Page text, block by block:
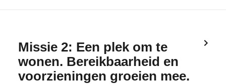
Missie 2: Een plek om te
wonen. Bereikbaarheid en
voorzieningen groeien mee.